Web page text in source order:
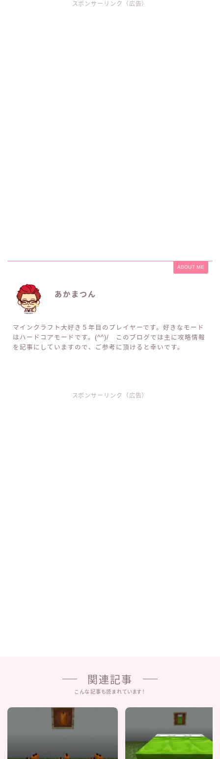
スポンサーリンク（広告）
ABOUT ME
あかまつん
マインクラフト大好き５年目のプレイヤーです。好きなモード
はハードコアモードです。(^^)/ このブログでは主に攻略情報
を記事にしていますので、ご参考に頂けると幸いです。
スポンサーリンク（広告）
関連記事
こんな記事も読まれています！